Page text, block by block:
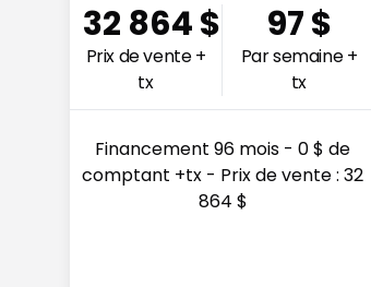
32 864$
Prix de vente +
tx
97$
Par semaine +
tx
Financement 96 mois - 0 $ de
comptant +tx - Prix de vente : 32
864 $